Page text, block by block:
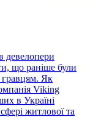
девелопери
що раніше були
Як
Viking
в Україні
житлової та